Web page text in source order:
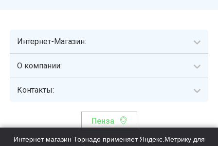
Интернет-Магазин:
О компании:
Контакты:
Пенза
Торнадо - интернет-гипермаркет, осуществляющий сборку,
Интернет магазин Торнадо применяет Яндекс.Метрику для